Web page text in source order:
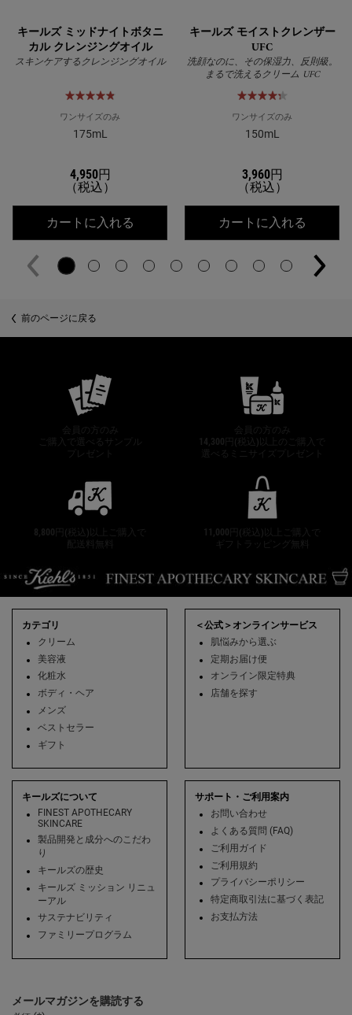
キールズ ミッドナイトボタニ
カル クレンジングオイル
スキンケアするクレンジングオイル
ワンサイズのみ
175mL
4,950円
（税込）
カートに入れる キールズ ミッドナイトボタニカル ク
キールズ モイストクレンザー
UFC
洗顔なのに、その保湿力、反則級。
まるで洗えるクリーム UFC
ワンサイズのみ
150mL
3,960円
（税込）
カートに入れる
前のページに戻る
会員の方のみ
ご購入で選べるサンプル
会員の方のみ
14,300円(税込)以上のご購入で
選べるミニサイズプレゼント
8,800円(税込)以上ご購入で
11,000円(税込)以上ご購入で
カテゴリ
クリーム
美容液
化粧水
ボディ・ヘア
メンズ
ベストセラー
ギフト
＜公式＞オンラインサービス
肌悩みから選ぶ
定期お届け便
オンライン限定特典
店舗を探す
キールズについて
FINEST APOTHECARY
SKINCARE
製品開発と成分へのこだわ
り
キールズの歴史
キールズ ミッション リニュ
ーアル
サステナビリティ
ファミリープログラム
サポート・ご利用案内
お問い合わせ
よくある質問 (FAQ)
ご利用ガイド
ご利用規約
プライバシーポリシー
特定商取引法に基づく表記
お支払方法
メールマガジンを購読する